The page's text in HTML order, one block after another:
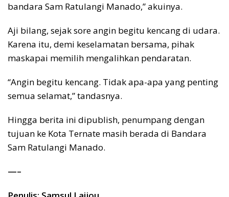
bandara Sam Ratulangi Manado,” akuinya.
Aji bilang, sejak sore angin begitu kencang di udara.
Karena itu, demi keselamatan bersama, pihak
maskapai memilih mengalihkan pendaratan.
“Angin begitu kencang. Tidak apa-apa yang penting
semua selamat,” tandasnya.
Hingga berita ini dipublish, penumpang dengan
tujuan ke Kota Ternate masih berada di Bandara
Sam Ratulangi Manado.
—–